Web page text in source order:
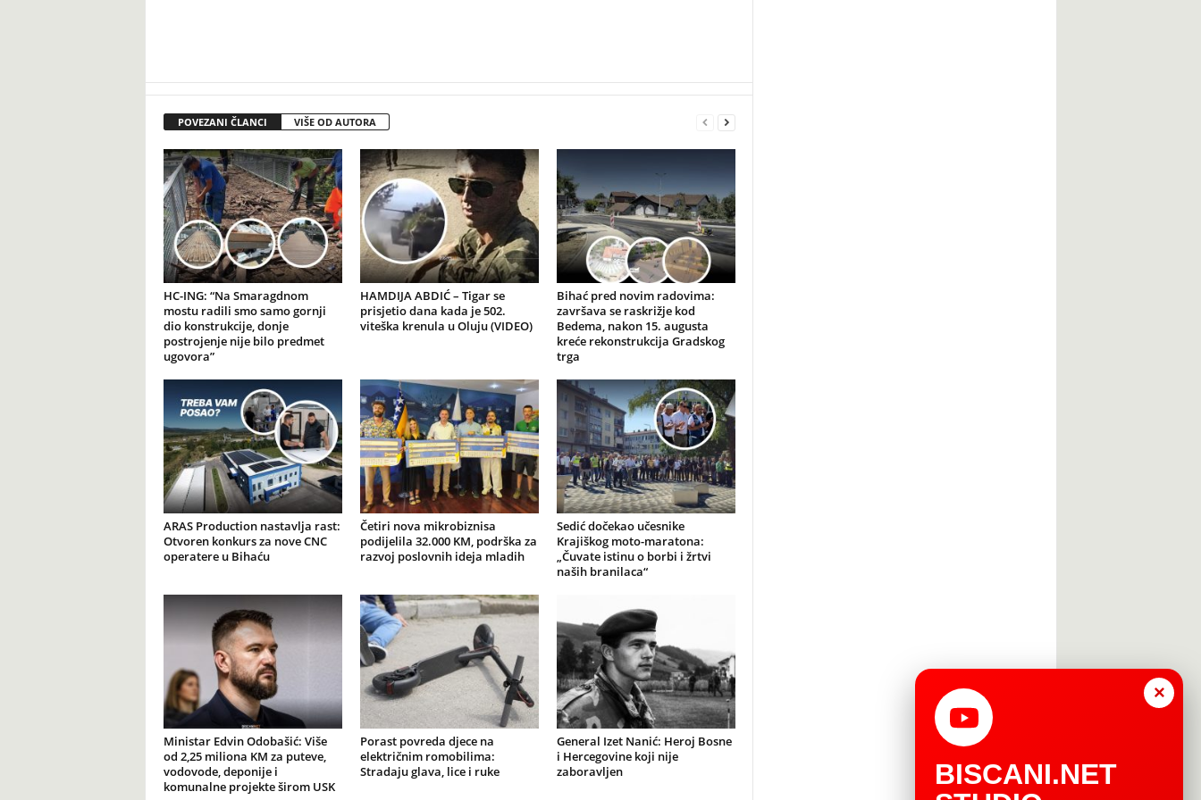
POVEZANI ČLANCI VIŠE OD AUTORA
HC-ING: “Na Smaragdnom
mostu radili smo samo gornji
dio konstrukcije, donje
postrojenje nije bilo predmet
ugovora”
HAMDIJA ABDIĆ – Tigar se
prisjetio dana kada je 502.
viteška krenula u Oluju (VIDEO)
Bihać pred novim radovima:
završava se raskrižje kod
Bedema, nakon 15. augusta
kreće rekonstrukcija Gradskog
trga
ARAS Production nastavlja rast:
Otvoren konkurs za nove CNC
operatere u Bihaću
Četiri nova mikrobiznisa
podijelila 32.000 KM, podrška za
razvoj poslovnih ideja mladih
Sedić dočekao učesnike
Krajiškog moto-maratona:
„Čuvate istinu o borbi i žrtvi
naših branilaca“
Ministar Edvin Odobašić: Više
od 2,25 miliona KM za puteve,
vodovode, deponije i
komunalne projekte širom USK
Porast povreda djece na
električnim romobilima:
Stradaju glava, lice i ruke
General Izet Nanić: Heroj Bosne
i Hercegovine koji nije
zaboravljen
×
BISCANI.NET